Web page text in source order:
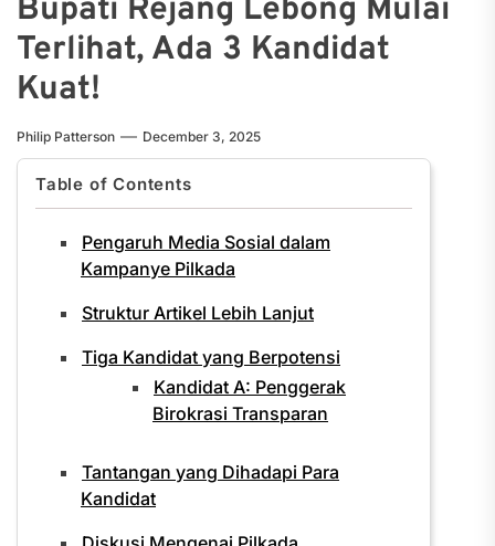
Bupati Rejang Lebong Mulai
Terlihat, Ada 3 Kandidat
Kuat!
Philip Patterson December 3, 2025
Table of Contents
Pengaruh Media Sosial dalam
Kampanye Pilkada
Struktur Artikel Lebih Lanjut
Tiga Kandidat yang Berpotensi
Kandidat A: Penggerak
Birokrasi Transparan
Tantangan yang Dihadapi Para
Kandidat